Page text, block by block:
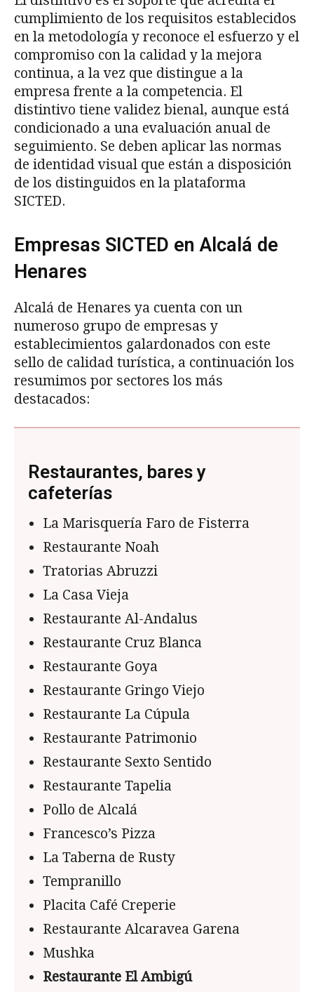
cumplimiento de los requisitos establecidos
en la metodología y reconoce el esfuerzo y el
compromiso con la calidad y la mejora
continua, a la vez que distingue a la
empresa frente a la competencia. El
distintivo tiene validez bienal, aunque está
condicionado a una evaluación anual de
seguimiento. Se deben aplicar las normas
de identidad visual que están a disposición
de los distinguidos en la plataforma
SICTED.
Empresas SICTED en Alcalá de
Henares
Alcalá de Henares ya cuenta con un
numeroso grupo de empresas y
establecimientos galardonados con este
sello de calidad turística, a continuación los
resumimos por sectores los más
destacados:
Restaurantes, bares y
cafeterías
La Marisquería Faro de Fisterra
Restaurante Noah
Tratorias Abruzzi
La Casa Vieja
Restaurante Al-Andalus
Restaurante Cruz Blanca
Restaurante Goya
Restaurante Gringo Viejo
Restaurante La Cúpula
Restaurante Patrimonio
Restaurante Sexto Sentido
Restaurante Tapelia
Pollo de Alcalá
Francesco’s Pizza
La Taberna de Rusty
Tempranillo
Placita Café Creperie
Restaurante Alcaravea Garena
Mushka
Restaurante El Ambigú